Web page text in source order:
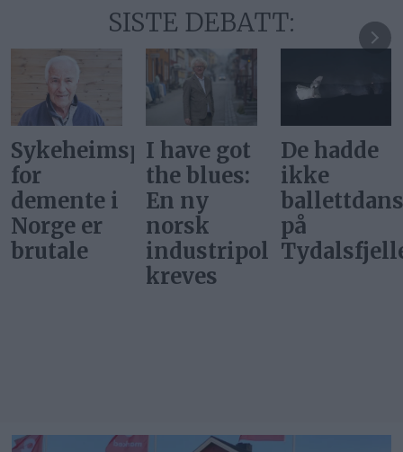
SISTE DEBATT:
De hadde
ikke
ballettdansere
på
Tydalsfjellet
Vi kan
ikke møte
alle nye
nærings­
initiativer
med «ja,
Svar på
«Gi alle
barn en
rettferdig
start»